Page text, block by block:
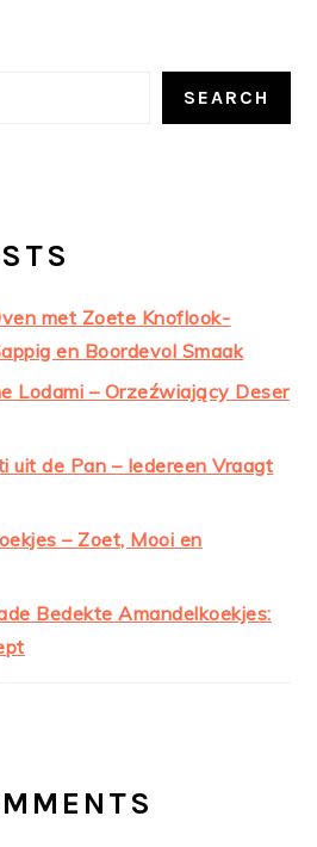
SEARCH
met Zoete Knoflook-
en Boordevol Smaak
Lodami – Orzeźwiający Deser
uit de Pan – Iedereen Vraagt
– Zoet, Mooi en
Bedekte Amandelkoekjes: